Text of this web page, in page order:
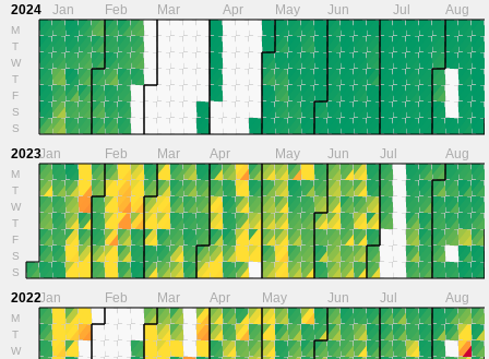
2024
M
T
W
T
F
S
S
Jan Feb Mar Apr May Jun Jul Aug
2023
M
T
W
T
F
S
S
Jan Feb Mar Apr May Jun Jul Aug
2022
M
T
W
Jan Feb Mar Apr May Jun Jul Aug